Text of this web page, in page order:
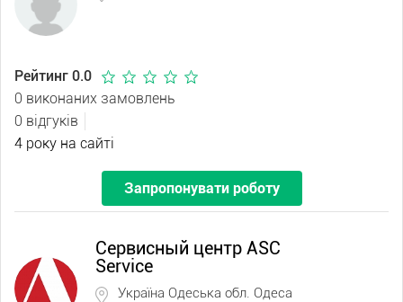
Рейтинг 0.0
0 виконаних замовлень
0 відгуків
4 року на сайті
Запропонувати роботу
Сервисный центр ASC
Service
Україна Одеська обл. Одеса